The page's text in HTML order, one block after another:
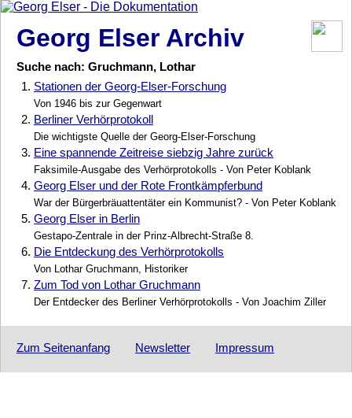
Georg Elser Archiv
Suche nach: Gruchmann, Lothar
1. Stationen der Georg-Elser-Forschung
Von 1946 bis zur Gegenwart
2. Berliner Verhörprotokoll
Die wichtigste Quelle der Georg-Elser-Forschung
3. Eine spannende Zeitreise siebzig Jahre zurück
Faksimile-Ausgabe des Verhörprotokolls - Von Peter Koblank
4. Georg Elser und der Rote Frontkämpferbund
War der Bürgerbräuattentäter ein Kommunist? - Von Peter Koblank
5. Georg Elser in Berlin
Gestapo-Zentrale in der Prinz-Albrecht-Straße 8.
6. Die Entdeckung des Verhörprotokolls
Von Lothar Gruchmann, Historiker
7. Zum Tod von Lothar Gruchmann
Der Entdecker des Berliner Verhörprotokolls - Von Joachim Ziller
Zum Seitenanfang Newsletter Impressum